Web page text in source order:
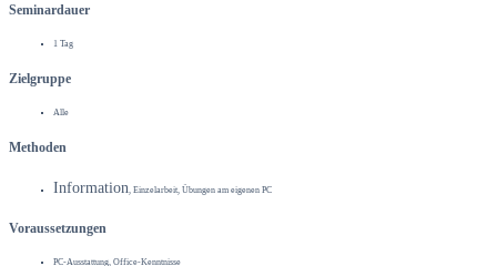
Seminardauer
1 Tag
Zielgruppe
Alle
Methoden
Information, Einzelarbeit, Übungen am eigenen PC
Voraussetzungen
PC-Ausstattung, Office-Kenntnisse